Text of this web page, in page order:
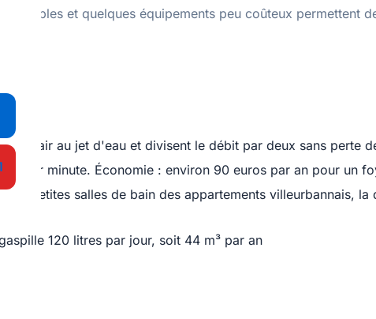
simples et quelques équipements peu coûteux permettent
de l'air au jet d'eau et divisent le débit par deux sans perte
par minute. Économie : environ 90 euros par an pour un
les petites salles de bain des appartements villeurbannais, la
120 litres par jour, soit 44 m³ par an